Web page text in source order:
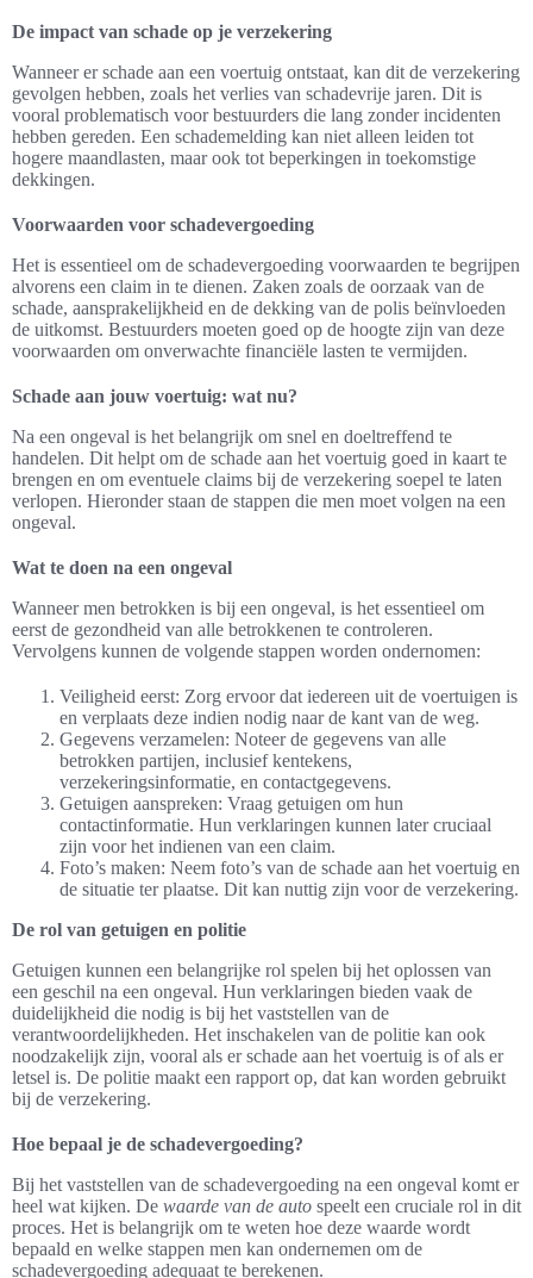
De impact van schade op je verzekering
Wanneer er schade aan een voertuig ontstaat, kan dit de verzekering
gevolgen hebben, zoals het verlies van schadevrije jaren. Dit is
vooral problematisch voor bestuurders die lang zonder incidenten
hebben gereden. Een schademelding kan niet alleen leiden tot
hogere maandlasten, maar ook tot beperkingen in toekomstige
dekkingen.
Voorwaarden voor schadevergoeding
Het is essentieel om de schadevergoeding voorwaarden te begrijpen
alvorens een claim in te dienen. Zaken zoals de oorzaak van de
schade, aansprakelijkheid en de dekking van de polis beïnvloeden
de uitkomst. Bestuurders moeten goed op de hoogte zijn van deze
voorwaarden om onverwachte financiële lasten te vermijden.
Schade aan jouw voertuig: wat nu?
Na een ongeval is het belangrijk om snel en doeltreffend te
handelen. Dit helpt om de schade aan het voertuig goed in kaart te
brengen en om eventuele claims bij de verzekering soepel te laten
verlopen. Hieronder staan de stappen die men moet volgen na een
ongeval.
Wat te doen na een ongeval
Wanneer men betrokken is bij een ongeval, is het essentieel om
eerst de gezondheid van alle betrokkenen te controleren.
Vervolgens kunnen de volgende stappen worden ondernomen:
Veiligheid eerst: Zorg ervoor dat iedereen uit de voertuigen is
en verplaats deze indien nodig naar de kant van de weg.
Gegevens verzamelen: Noteer de gegevens van alle
betrokken partijen, inclusief kentekens,
verzekeringsinformatie, en contactgegevens.
Getuigen aanspreken: Vraag getuigen om hun
contactinformatie. Hun verklaringen kunnen later cruciaal
zijn voor het indienen van een claim.
Foto’s maken: Neem foto’s van de schade aan het voertuig en
de situatie ter plaatse. Dit kan nuttig zijn voor de verzekering.
De rol van getuigen en politie
Getuigen kunnen een belangrijke rol spelen bij het oplossen van
een geschil na een ongeval. Hun verklaringen bieden vaak de
duidelijkheid die nodig is bij het vaststellen van de
verantwoordelijkheden. Het inschakelen van de politie kan ook
noodzakelijk zijn, vooral als er schade aan het voertuig is of als er
letsel is. De politie maakt een rapport op, dat kan worden gebruikt
bij de verzekering.
Hoe bepaal je de schadevergoeding?
Bij het vaststellen van de schadevergoeding na een ongeval komt er
heel wat kijken. De waarde van de auto speelt een cruciale rol in dit
proces. Het is belangrijk om te weten hoe deze waarde wordt
bepaald en welke stappen men kan ondernemen om de
schadevergoeding adequaat te berekenen.